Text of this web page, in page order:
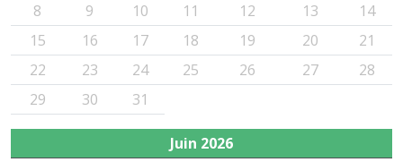
8
9 10 11 12 13
14
15
16 17 18 19 20
21
22
23 24 25 26 27
28
29
30 31
Juin 2026